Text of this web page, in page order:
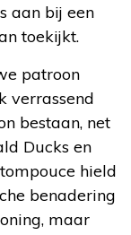
aan bij een
toekijkt.
patroon
verrassend
bestaan, net
Ducks en
hield
benadering
maar